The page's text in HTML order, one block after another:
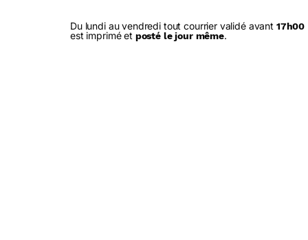
Du lundi au vendredi tout courrier validé avant 17h00
est imprimé et posté le jour même.